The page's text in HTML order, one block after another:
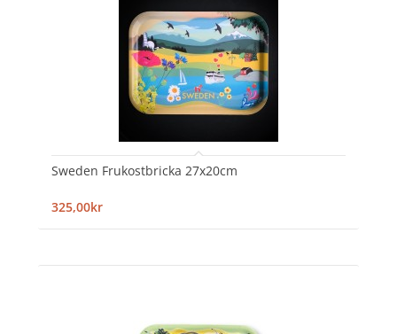
Sweden Frukostbricka 27x20cm
325,00kr